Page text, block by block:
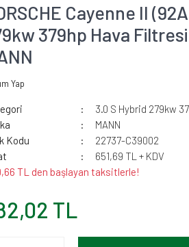
Cayenne II
379hp Hava
Yap
3.0 S Hybrid 279kw
MANN
Kodu
22737-C39002
651,69 TL + KDV
TL den başlayan taksitlerle!
TL